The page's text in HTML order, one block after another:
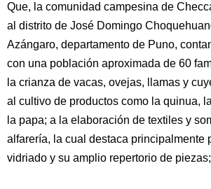
Que, la comunidad campesina de
al distrito de José Domingo
Azángaro, departamento de Puno,
con una población aproximada de 60
la crianza de vacas, ovejas, llamas y
al cultivo de productos como la quinua,
la papa; a la elaboración de textiles y
alfarería, la cual destaca principalmente
vidriado y su amplio repertorio de piezas;